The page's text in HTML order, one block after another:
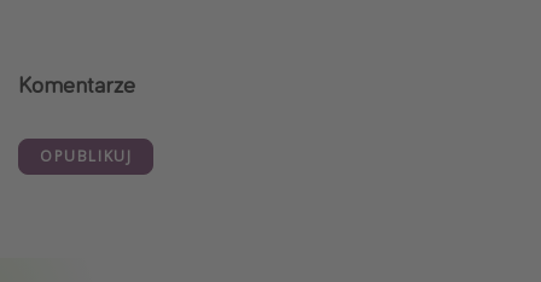
Komentarze
OPUBLIKUJ